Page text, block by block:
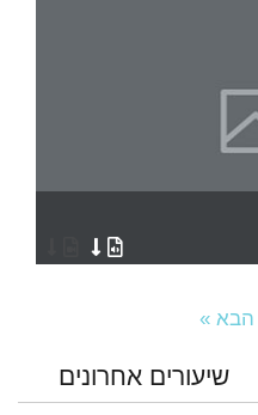
הבא »
שיעורים אחרונים